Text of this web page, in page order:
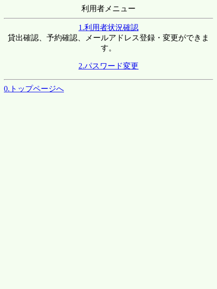
利用者メニュー
1.利用者状況確認
貸出確認、予約確認、メールアドレス登録・変更ができま
す。
2.パスワード変更
0.トップページへ